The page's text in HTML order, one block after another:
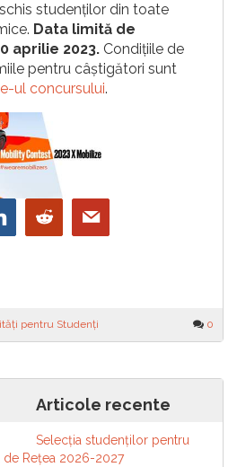
studenților din toate
Data limită de
aprilie 2023. Condițiile de
pentru câștigători sunt
ul concursului.
pentru Studenți 0
Articole recente
Selecția studenților pentru
Reţea 2026-2027